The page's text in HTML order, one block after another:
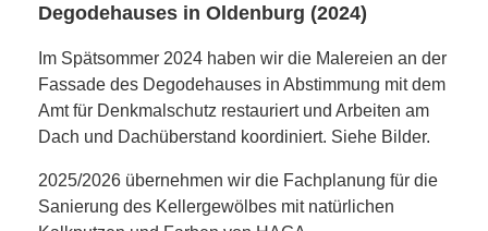
Degodehauses in Oldenburg (2024)
Im Spätsommer 2024 haben wir die Malereien an der
Fassade des Degodehauses in Abstimmung mit dem
Amt für Denkmalschutz restauriert und Arbeiten am
Dach und Dachüberstand koordiniert. Siehe Bilder.
2025/2026 übernehmen wir die Fachplanung für die
Sanierung des Kellergewölbes mit natürlichen